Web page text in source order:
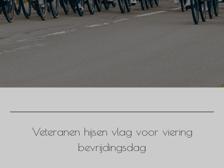
Veteranen hijsen vlag voor viering
bevrijdingsdag